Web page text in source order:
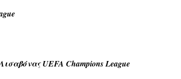
UEFA Champions League